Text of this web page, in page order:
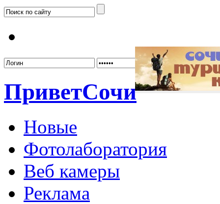
ПриветСочи
Новые
Фотолаборатория
Веб камеры
Реклама